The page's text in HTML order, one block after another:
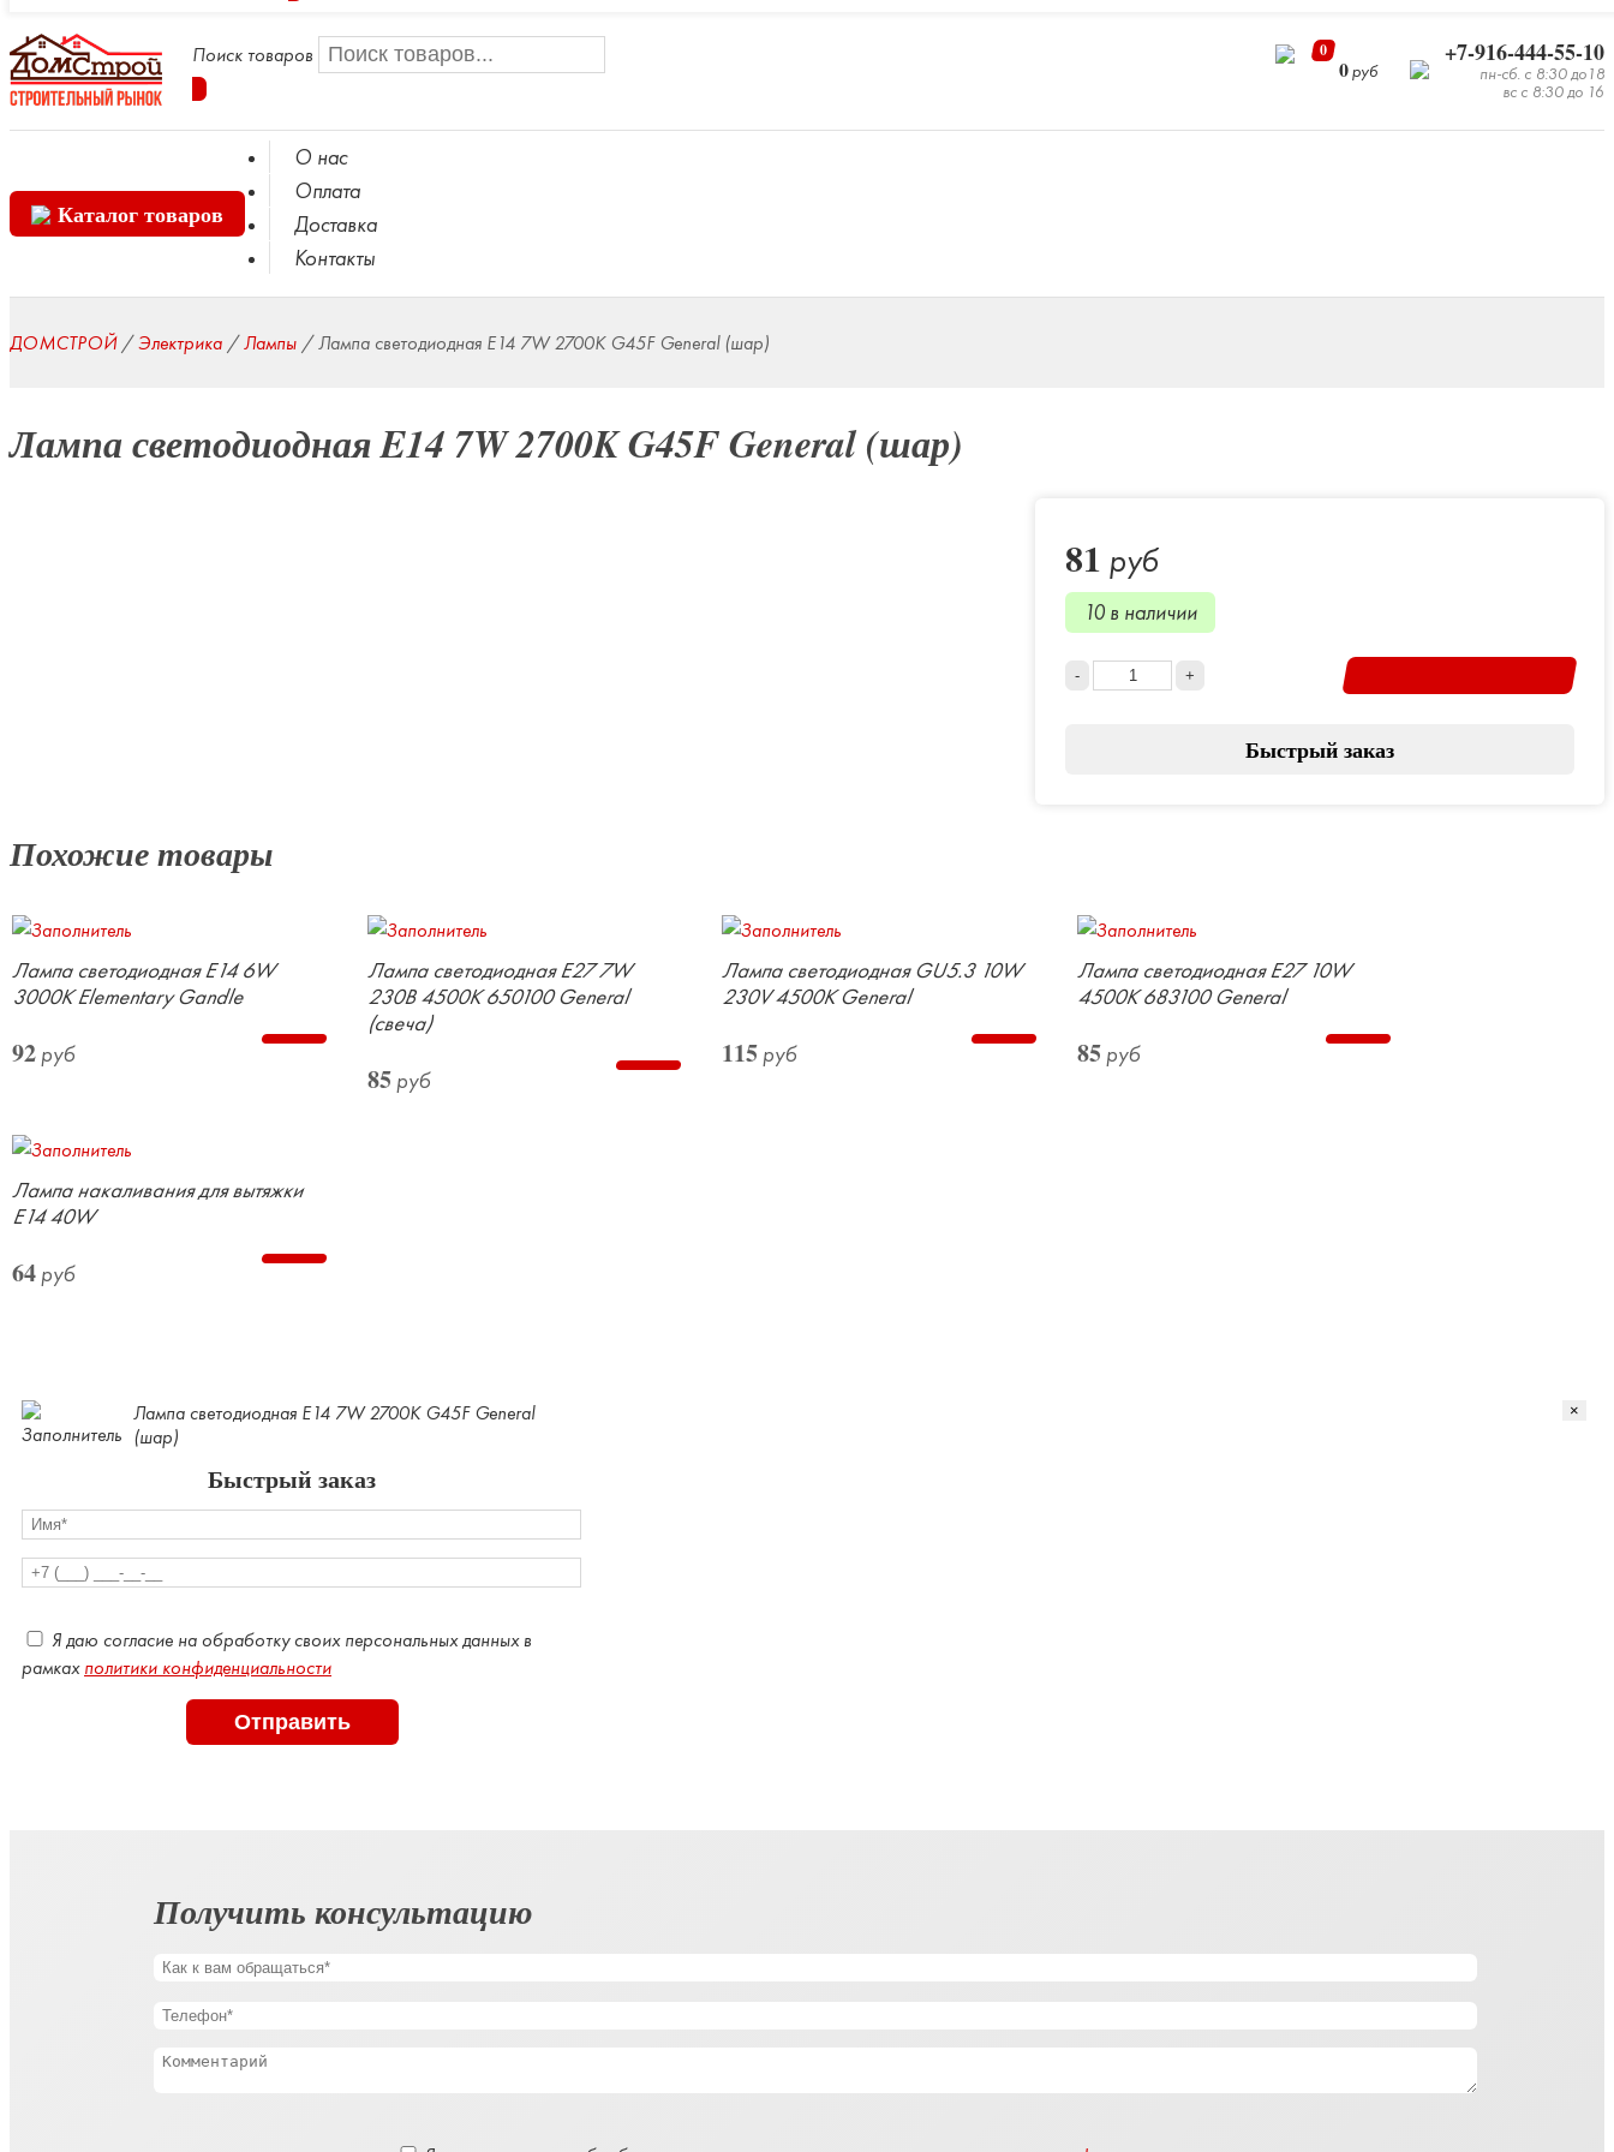
Поиск товаров 0
0руб
+7-916-444-55-10
пн-сб. с 8:30 до18
вс с 8:30 до 16
Каталог товаров
О нас
Оплата
Доставка
Контакты
ДОМСТРОЙ/Электрика /Лампы /Лампа светодиодная E14 7W 2700K G45F General (шар)
Лампа светодиодная E14 7W 2700K G45F General (шар)
81 руб
10 в наличии
Быстрый заказ
Похожие товары
Лампа светодиодная E14 6W
3000K Elementary Gandle
92 руб
Лампа светодиодная E27 7W
230В 4500К 650100 General
(свеча)
85руб
Лампа светодиодная GU5.3 10W
230V 4500К General
115 руб
Лампа светодиодная E27 10W
4500K 683100 General
85руб
Лампа накаливания для вытяжки
Е14 40W
64 руб
×
Лампа светодиодная E14 7W 2700K G45F General
(шар)
Быстрый заказ
это
поле
Я даю согласие на обработку своих персональных данных в
рамкахполитики конфиденциальности
Получить консультацию